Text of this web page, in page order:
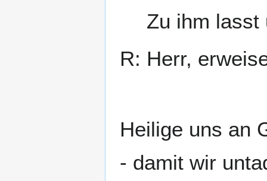
Zu ihm lasst
R: Herr,
Heilige uns an
- damit wir